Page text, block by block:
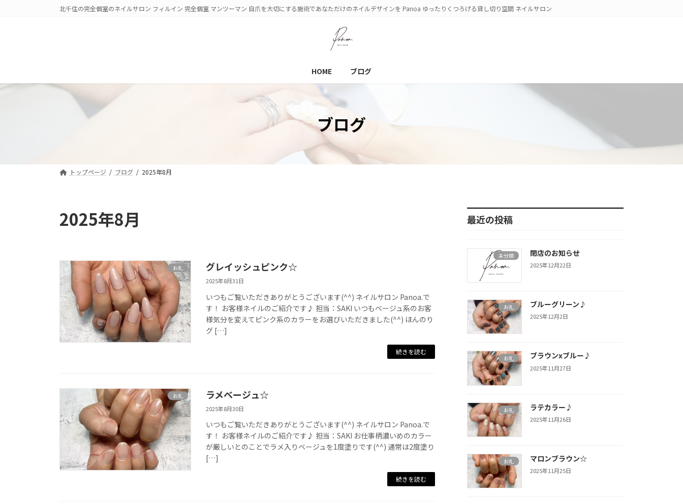
キ
に
北千住の完全個室のネイルサロン フィルイン 完全個室 マンツーマン 自爪を大切にする施術であなただけのネイルデザインを Panoa ゆったりくつろげる貸し切り空間 ネイルサロン
HOME ブログ
ブログ
トップページ ブログ 2025年8月
2025年8月
お礼 グレイッシュピンク☆
2025年8月31日
いつもご覧いただきありがとうございます(^^) ネイルサロン Panoa.で
す！ お客様ネイルのご紹介です♪ 担当：SAKI いつもベージュ系のお客
様気分を変えてピンク系のカラーをお選びいただきました(^^) ほんのり
グ […]
続きを読む
お礼 ラメベージュ☆
2025年8月30日
いつもご覧いただきありがとうございます(^^) ネイルサロン Panoa.で
す！ お客様ネイルのご紹介です♪ 担当：SAKI お仕事柄濃いめのカラー
が厳しいとのことでラメ入りベージュを1度塗りです(^^) 通常は2度塗り
[…]
続きを読む
最近の投稿
未分類 閉店のお知らせ
2025年12月22日
お礼 ブルーグリーン♪
2025年12月2日
お礼 ブラウンxブルー♪
2025年11月27日
お礼 ラテカラー♪
2025年11月26日
お礼 マロンブラウン☆
2025年11月25日